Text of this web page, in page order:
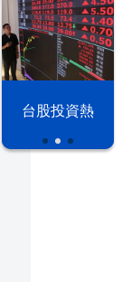
台股投資熱